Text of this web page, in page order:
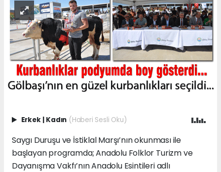
Erkek | Kadın (Haberi Sesli Oku)
Saygı Duruşu ve İstiklal Marşı’nın okunması ile
başlayan programda; Anadolu Folklor Turizm ve
Dayanışma Vakfı’nın Anadolu Esintileri adlı